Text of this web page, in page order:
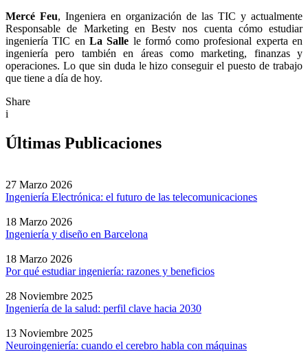
Mercé Feu, Ingeniera en organización de las TIC y actualmente
Responsable de Marketing en Bestv nos cuenta cómo estudiar
ingeniería TIC en La Salle le formó como profesional experta en
ingeniería pero también en áreas como marketing, finanzas y
operaciones. Lo que sin duda le hizo conseguir el puesto de trabajo
que tiene a día de hoy.
Share
i
Últimas Publicaciones
27 Marzo 2026
Ingeniería Electrónica: el futuro de las telecomunicaciones
18 Marzo 2026
Ingeniería y diseño en Barcelona
18 Marzo 2026
Por qué estudiar ingeniería: razones y beneficios
28 Noviembre 2025
Ingeniería de la salud: perfil clave hacia 2030
13 Noviembre 2025
Neuroingeniería: cuando el cerebro habla con máquinas